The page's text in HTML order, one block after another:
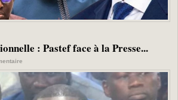
: Pastef face à la Presse...